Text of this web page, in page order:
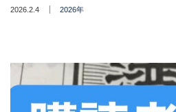
2026.2.4 2026年